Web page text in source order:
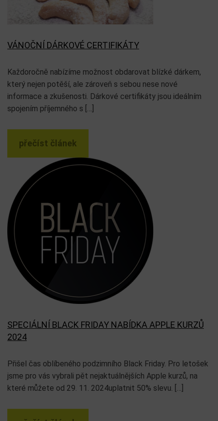
VÁNOČNÍ DÁRKOVÉ CERTIFIKÁTY
Každoročně nabízíme možnost obdarovat blízké dárkem,
který nejen potěší, ale zároveň s sebou nese nové
informace a zkušenosti. Dárkové certifikáty jsou ideálním
spojením příjemného s […]
přečíst článek
SPECIÁLNÍ BLACK FRIDAY NABÍDKA APPLE KURZŮ
2024
Přišel čas oblíbeného podzimního Black Friday. Pro letošek
jsme pro vás vybrali pět nejaktuálnějších Apple kurzů, na
které můžete od 29. 11. 2024uplatnit 50% slevu. […]